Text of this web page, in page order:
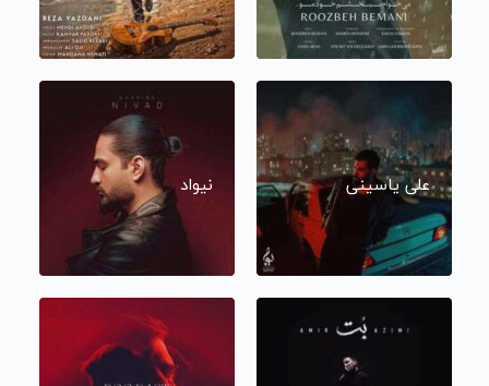
علی یاسینی نیواد